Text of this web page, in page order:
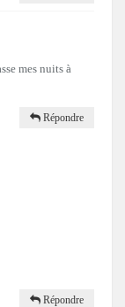
mes nuits à
Répondre
Répondre